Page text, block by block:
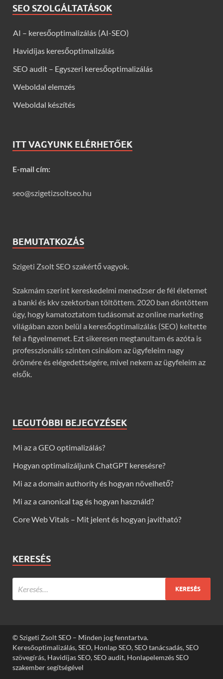
SEO SZOLGÁLTATÁSOK
AI – keresőoptimalizálás (AI-SEO)
Havidíjas keresőoptimalizálás
SEO audit – Egyszeri keresőoptimalizálás
Weboldal elemzés
Weboldal készítés
ITT VAGYUNK ELÉRHETŐEK
E-mail cím:
seo@szigetizsoltseo.hu
BEMUTATKOZÁS
Szigeti Zsolt SEO szakértő vagyok.
Szakmám szerint kereskedelmi menedzser de fél életemet
a banki és kkv szektorban töltöttem. 2020 ban döntöttem
úgy, hogy kamatoztatom tudásomat az online marketing
világában azon belül a keresőoptimalizálás (SEO) keltette
fel a figyelmemet. Ezt sikeresen megtanultam és azóta is
professzionális szinten csinálom az ügyfeleim nagy
örömére és elégedettségére, mivel nekem az ügyfeleim az
elsők.
LEGUTÓBBI BEJEGYZÉSEK
Mi az a GEO optimalizálás?
Hogyan optimalizáljunk ChatGPT keresésre?
Mi az a domain authority és hogyan növelhető?
Mi az a canonical tag és hogyan használd?
Core Web Vitals – Mit jelent és hogyan javítható?
KERESÉS
© Szigeti Zsolt SEO – Minden jog fenntartva.
Keresőoptimalizálás, SEO, Honlap SEO, SEO tanácsadás, SEO
szövegírás, Havidíjas SEO, SEO audit, Honlapelemzés SEO
szakember segítségével